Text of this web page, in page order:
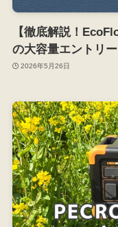
【徹底解説！
の大容量エントリ
2026年5月26日